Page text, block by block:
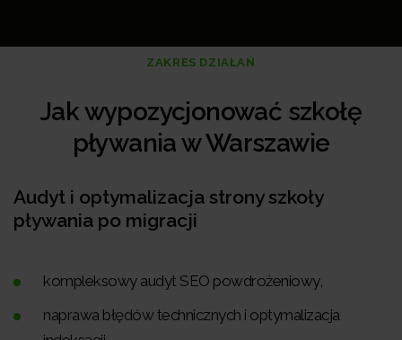
ZAKRES DZIAŁAŃ
Jak wypozycjonować szkołę
pływania w Warszawie
Audyt i optymalizacja strony szkoły
pływania po migracji
kompleksowy audyt SEO powdrożeniowy,
naprawa błędów technicznych i optymalizacja